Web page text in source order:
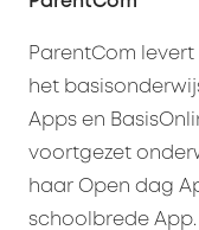
ParentCom
het
Apps en
voortgezet
haar Open dag
schoolbrede